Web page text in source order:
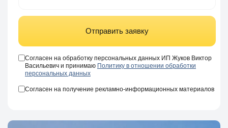
Отправить заявку
Согласен на обработку персональных данных ИП Жуков Виктор
Васильевич и принимаю Политику в отношении обработки
персональных данных
Согласен на получение рекламно-информационных материалов